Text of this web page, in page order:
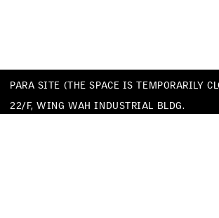
PARA SITE (THE SPACE IS TEMPORARILY
22/F, WING WAH INDUSTRIAL BLDG.
677 KING’S ROAD